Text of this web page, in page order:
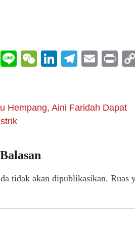
X LineWeChat
LinkedIn
Telegram
Email
Hempang, Aini Faridah Dapat
tidak akan dipublikasikan. Ruas